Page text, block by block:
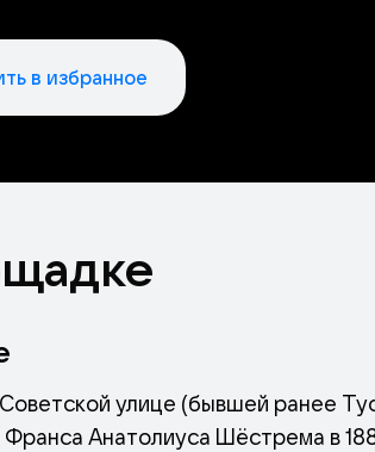
в избранное
улице (бывшей ранее
Анатолиуса Шёстрема в